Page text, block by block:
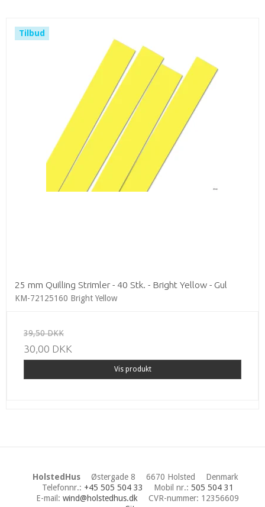
Tilbud
25 mm Quilling Strimler - 40 Stk. - Bright Yellow - Gul
KM-72125160 Bright Yellow
39,50 DKK
30,00 DKK
Vis produkt
HolstedHus Østergade 8 6670 Holsted
Denmark
Telefonnr.: +45 505 504 33 Mobil nr.: 505 504 31
E-mail : wind@holstedhus.dk CVR-nummer: 12356609